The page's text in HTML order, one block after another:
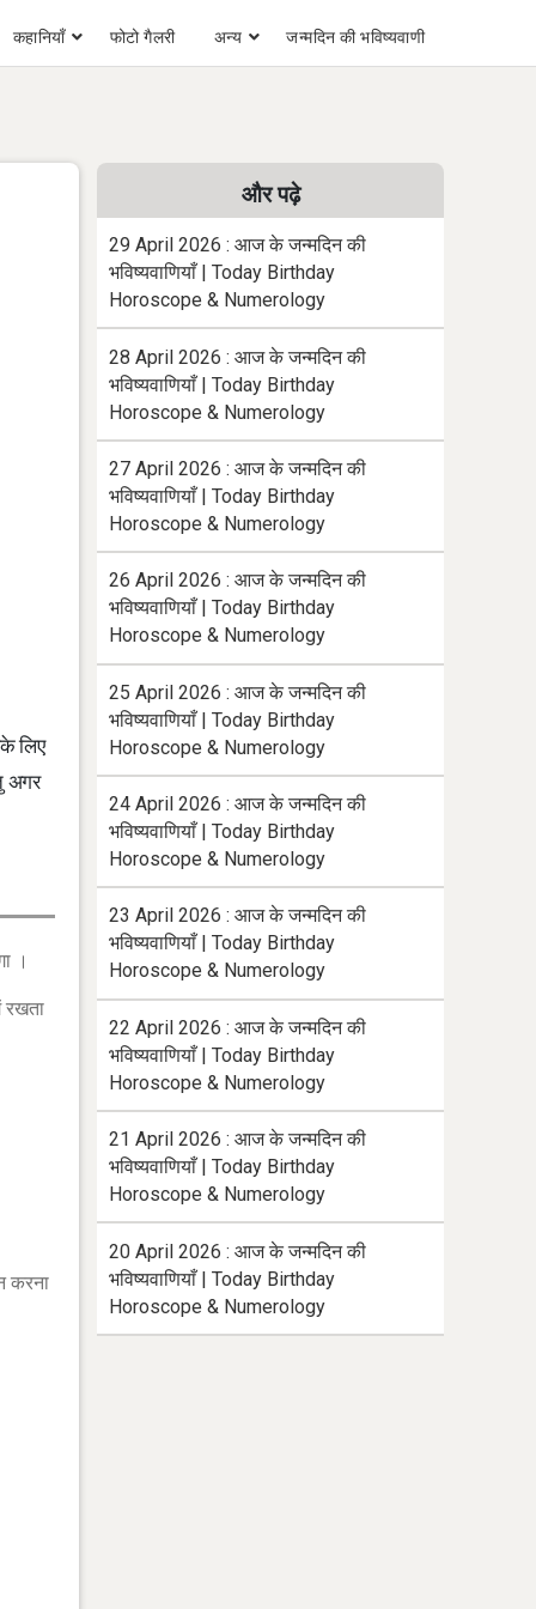
कहानियाँ फोटो गैलरी अन्य जन्मदिन की भविष्यवाणी
लिए
अगर
।
रखता
करना
और पढ़े
29 April 2026 : आज के जन्मदिन की
भविष्यवाणियाँ | Today Birthday
Horoscope & Numerology
28 April 2026 : आज के जन्मदिन की
भविष्यवाणियाँ | Today Birthday
Horoscope & Numerology
27 April 2026 : आज के जन्मदिन की
भविष्यवाणियाँ | Today Birthday
Horoscope & Numerology
26 April 2026 : आज के जन्मदिन की
भविष्यवाणियाँ | Today Birthday
Horoscope & Numerology
25 April 2026 : आज के जन्मदिन की
भविष्यवाणियाँ | Today Birthday
Horoscope & Numerology
24 April 2026 : आज के जन्मदिन की
भविष्यवाणियाँ | Today Birthday
Horoscope & Numerology
23 April 2026 : आज के जन्मदिन की
भविष्यवाणियाँ | Today Birthday
Horoscope & Numerology
22 April 2026 : आज के जन्मदिन की
भविष्यवाणियाँ | Today Birthday
Horoscope & Numerology
21 April 2026 : आज के जन्मदिन की
भविष्यवाणियाँ | Today Birthday
Horoscope & Numerology
20 April 2026 : आज के जन्मदिन की
भविष्यवाणियाँ | Today Birthday
Horoscope & Numerology